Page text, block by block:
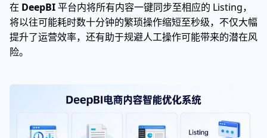
在 DeepBI平台内将所有内容一键同步至相应的 Listing，
将以往可能耗时数十分钟的繁琐操作缩短至秒级，不仅大幅
提升了运营效率，还有助于规避人工操作可能带来的潜在风
险。